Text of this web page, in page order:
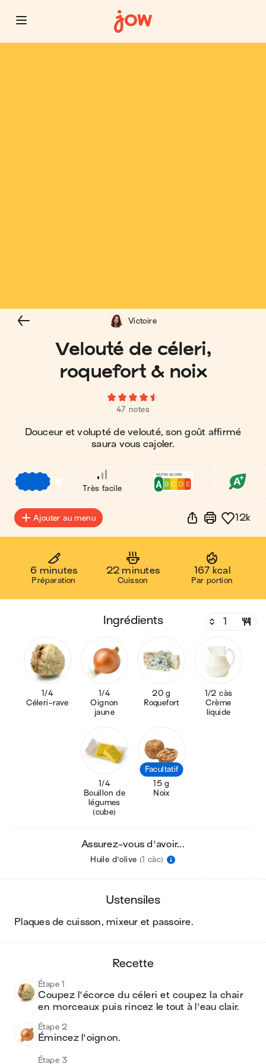
Velouté de céleri,
roquefort & noix
47 notes
Douceur et volupté de velouté, son goût affirmé
saura vous cajoler.
Victoire
€
Très facile
Ajouter au menu 12k
6 minutes
Préparation
22 minutes
Cuisson
167 kcal
Par portion
ingrédients
1/4
Céleri-rave
1/4
Oignon
jaune
20 g
Roquefort
1/2 càs
Crème
liquide
1/4
Bouillon de
légumes
(cube)
Facultatif
15 g
Noix
Assurez-vous d'avoir...
Huile d'olive (1 càc)
ustensiles
plaques de cuisson, mixeur et passoire.
recette
Étape 1
Coupez l'écorce du céleri et coupez la chair
en morceaux puis rincez le tout à l'eau clair.
Étape 2
Émincez l'oignon.
Étape 3